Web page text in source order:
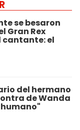
se besaron
Gran Rex
cantante: el
del hermano
de Wanda
humano"